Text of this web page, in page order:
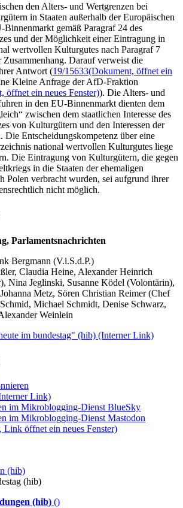
den Alters- und Wertgrenzen bei
in Staaten außerhalb der Europäischen
gemäß Paragraf 24 des
und der Möglichkeit einer Eintragung in
wertvollen Kulturgutes nach Paragraf 7
Zusammenhang. Darauf verweist die
Antwort (19/15633(Dokument, öffnet ein
Kleine Anfrage der AfD-Fraktion
öffnet ein neues Fenster)). Die Alters- und
in den EU-Binnenmarkt dienten dem
zwischen dem staatlichen Interesse des
von Kulturgütern und den Interessen der
Die Entscheidungskompetenz über eine
national wertvollen Kulturgutes liege
Die Eintragung von Kulturgütern, die gegen
in die Staaten der ehemaligen
Polen verbracht wurden, sei aufgrund ihrer
nicht möglich.
Parlamentsnachrichten
Bergmann (V.i.S.d.P.)
Claudia Heine, Alexander Heinrich
Nina Jeglinski, Susanne Ködel (Volontärin),
Metz, Sören Christian Reimer (Chef
Michael Schmidt, Denise Schwarz,
Weinlein
im bundestag" (hib) (Interner Link)
Link)
im Mikroblogging-Dienst BlueSky
im Mikroblogging-Dienst Mastodon
öffnet ein neues Fenster)
(hib)
(hib)
(hib) ()